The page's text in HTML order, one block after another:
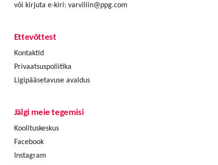
või kirjuta e-kiri: varviliin@ppg.com
Ettevõttest
Kontaktid
Privaatsuspoliitika
Ligipääsetavuse avaldus
Jälgi meie tegemisi
Koolituskeskus
Facebook
Instagram